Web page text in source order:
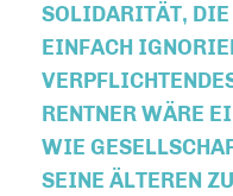
OLIDARITÄT, DIE
INFACH
ERPFLICHTENDES
ENTNER WÄRE
IE
EINE ÄLTEREN ZU